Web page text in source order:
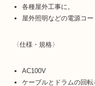
各種屋外工事に。
屋外照明などの電源コー
〈仕様・規格〉
AC100V
ケーブルとドラムの回